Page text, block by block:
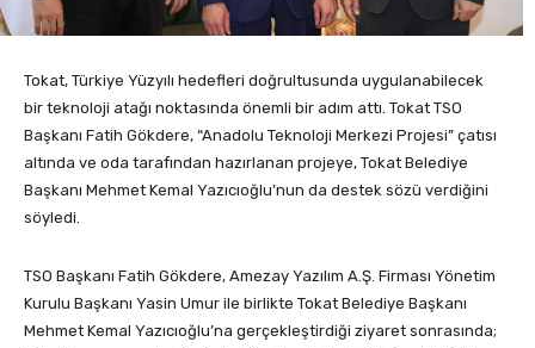
Tokat, Türkiye Yüzyılı hedefleri doğrultusunda uygulanabilecek
bir teknoloji atağı noktasında önemli bir adım attı. Tokat TSO
Başkanı Fatih Gökdere, “Anadolu Teknoloji Merkezi Projesi” çatısı
altında ve oda tarafından hazırlanan projeye, Tokat Belediye
Başkanı Mehmet Kemal Yazıcıoğlu’nun da destek sözü verdiğini
söyledi.
TSO Başkanı Fatih Gökdere, Amezay Yazılım A.Ş. Firması Yönetim
Kurulu Başkanı Yasin Umur ile birlikte Tokat Belediye Başkanı
Mehmet Kemal Yazıcıoğlu’na gerçekleştirdiği ziyaret sonrasında;